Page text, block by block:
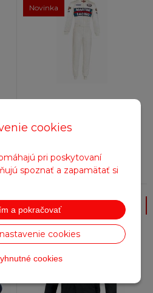
cookies
pri poskytovaní
spoznať a zapamätať si
a pokračovať
cookies
cookies
Novinka
Bunda Sparco MARTINI
Racing, čierna